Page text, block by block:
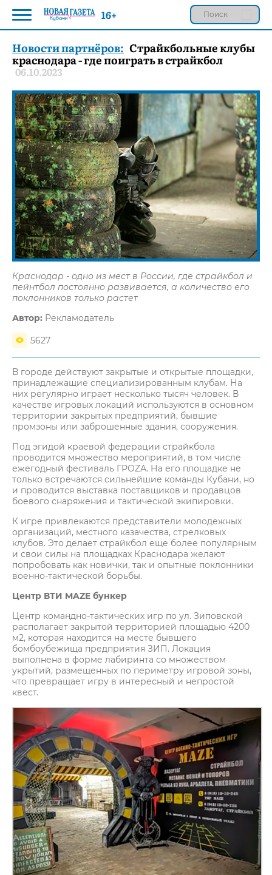
Новости партнёров: Страйкбольные клубы
краснодара - где поиграть в страйкбол
06.10.2023
Краснодар - одно из мест в России, где страйкбол и
пейнтбол постоянно развивается, а количество его
поклонников только растет
Автор: Рекламодатель
5627
В городе действуют закрытые и открытые площадки,
принадлежащие специализированным клубам. На
них регулярно играет несколько тысяч человек. В
качестве игровых локаций используются в основном
территории закрытых предприятий, бывшие
промзоны или заброшенные здания, сооружения.
Под эгидой краевой федерации страйкбола
проводится множество мероприятий, в том числе
ежегодный фестиваль ГРОZА. На его площадке не
только встречаются сильнейшие команды Кубани, но
и проводится выставка поставщиков и продавцов
боевого снаряжения и тактической экипировки.
К игре привлекаются представители молодежных
организаций, местного казачества, стрелковых
клубов. Это делает страйкбол еще более популярным
и свои силы на площадках Краснодара желают
попробовать как новички, так и опытные поклонники
военно-тактической борьбы.
Центр ВТИ MAZE бункер
Центр командно-тактических игр по ул. Зиповской
располагает закрытой территорией площадью 4200
м2, которая находится на месте бывшего
бомбоубежища предприятия ЗИП. Локация
выполнена в форме лабиринта со множеством
укрытий, размещенных по периметру игровой зоны,
что превращает игру в интересный и непростой
квест.
16+